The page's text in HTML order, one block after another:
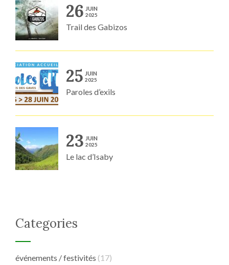
26 JUIN
2025
Trail des Gabizos
25 JUIN
2025
Paroles d’exils
23 JUIN
2025
Le lac d’Isaby
Categories
événements / festivités (17)